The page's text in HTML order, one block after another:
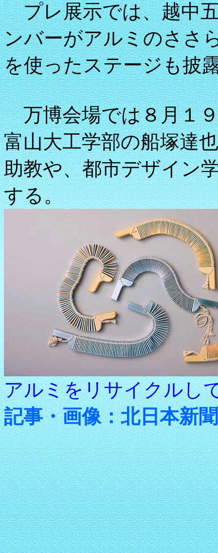
プレ展示では、越中
ンバーがアルミのささ
を使ったステージも披
万博会場では８月１
富山大工学部の船塚達也
助教や、都市デザイン
する。
アルミをリサイクルし
記事・画像：北日本新